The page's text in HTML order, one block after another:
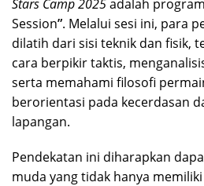
Stars Camp 2025adalah program
Session”. Melalui sesi ini, para
dilatih dari sisi teknik dan fisik,
cara berpikir taktis,
serta memahami filosofi
berorientasi pada kecerdasan
lapangan.
Pendekatan ini diharapkan
muda yang tidak hanya